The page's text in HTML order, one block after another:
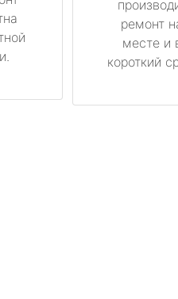
ремонт
месте и
короткий